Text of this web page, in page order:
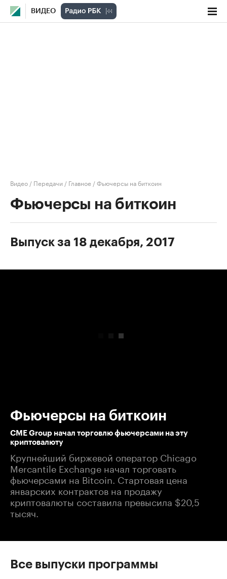
ВИДЕО
Видео / Передачи / Главное /Фьючерсы на биткоин
Фьючерсы на биткоин
Выпуск за 18 декабря, 2017
Фьючерсы на биткоин
CME Group начал торговлю фьючерсами на эту
криптовалюту
Крупнейший биржевой оператор Chicago
Mercantile Exchange начал торговать
фьючерсами на Bitcoin. Стартовая цена
январских контрактов на продажу
криптовалюты составила превысила $20,5
тысяч.
Все выпуски программы